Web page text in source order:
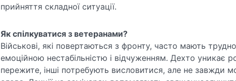
прийняття складної ситуації.
Як спілкуватися з ветеранами?
Військові, які повертаються з фронту, часто мають
емоційною нестабільністю і відчуженням. Дехто уникає
пережите, інші потребують висловитися, але не завжди